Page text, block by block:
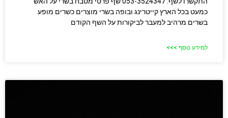
כמעט בכל הארץ קייטרינג ובופה בשרי מוצרים כשרים מופע
בשרים מרהיב למעבר לביקורות על השף הקודם
למידע נוסף >>>